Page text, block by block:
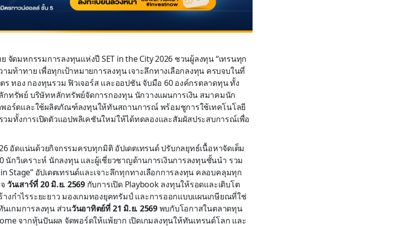
จัดมหกรรมการลงทุนแห่งปี SET in the City 2026 ชวนผู้ลงทุน “เทรนทุก
มท้าทาย เพื่อทุกเป้าหมายการลงทุน เจาะลึกทางเลือกลงทุน ครบจบในที่
ทอง กองทุนรวม ฟิวเจอร์ส และออปชัน จับมือ 60 องค์กรตลาดทุน ทั้ง
ทรัพย์ บริษัทหลักทรัพย์จัดการกองทุน นักวางแผนการเงิน สมาคมนัก
พอร์ตและใช้ผลิตภัณฑ์ลงทุนให้ทันสถานการณ์ พร้อมชูการใช้เทคโนโลยี
วมทั้งการเปิดตัวแอปพลิเคชันใหม่ให้ได้ทดลองและสัมผัสประสบการณ์เพื่อ
อัดแน่นด้วยกิจกรรมครบทุกมิติ อัปเดตเทรนด์ ปรับกลยุทธ์เนื้อหาจัดเต็ม
นักวิเคราะห์ นักลงทุน และผู้เชี่ยวชาญด้านการเงินการลงทุนชั้นนำ รวม
Stage” อัปเดตเทรนด์และเจาะลึกทุกทางเลือกการลงทุน คลอบคลุมทุก
วันเสาร์ที่20 มิ.ย. 2569กับการเปิด Playbook ลงทุนให้รอดและเติบโต
งกำไรระยะยาว มองเกมทองยุคทรัมป์ และการออกแบบแผนเกษียณที่ใช่
นเกมการลงทุน ส่วนวันอาทิตย์ที่21 มิ.ย. 2569พบกับโอกาสในตลาดทุน
จากหุ้นปันผล จัดพอร์ตให้แพ้ยาก เปิดเกมลงทุนให้ทันเทรนด์โลก และ